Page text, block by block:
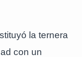
la ternera
con un